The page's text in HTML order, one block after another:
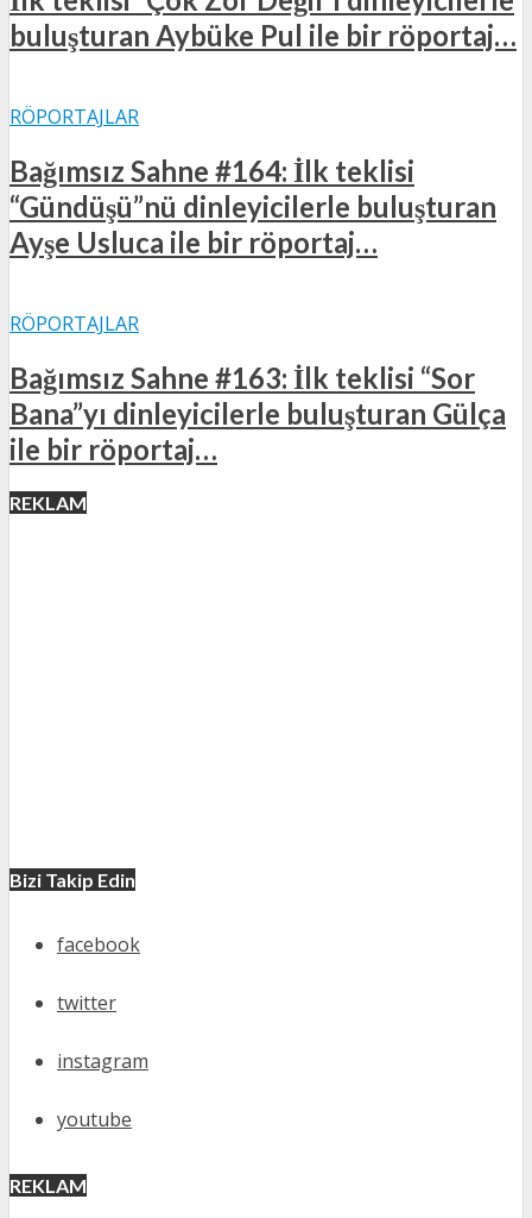
buluşturan Aybüke Pul ile bir röportaj…
RÖPORTAJLAR
Bağımsız Sahne #164: İlk teklisi
“Gündüşü”nü dinleyicilerle buluşturan
Ayşe Usluca ile bir röportaj…
RÖPORTAJLAR
Bağımsız Sahne #163: İlk teklisi “Sor
Bana”yı dinleyicilerle buluşturan Gülça
ile bir röportaj…
REKLAM
Bizi Takip Edin
facebook
twitter
instagram
youtube
REKLAM